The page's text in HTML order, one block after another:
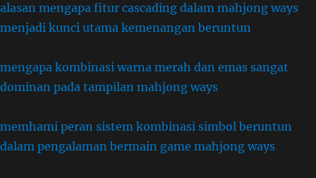
alasan mengapa fitur cascading dalam mahjong ways
menjadi kunci utama kemenangan beruntun
mengapa kombinasi warna merah dan emas sangat
dominan pada tampilan mahjong ways
memhami peran sistem kombinasi simbol beruntun
dalam pengalaman bermain game mahjong ways